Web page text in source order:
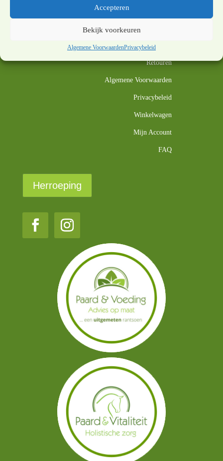
Accepteren
Bekijk voorkeuren
Algemene VoorwaardenPrivacybeleid
Openingstijden
Retouren
Algemene Voorwaarden
Privacybeleid
Winkelwagen
Mijn Account
FAQ
Herroeping